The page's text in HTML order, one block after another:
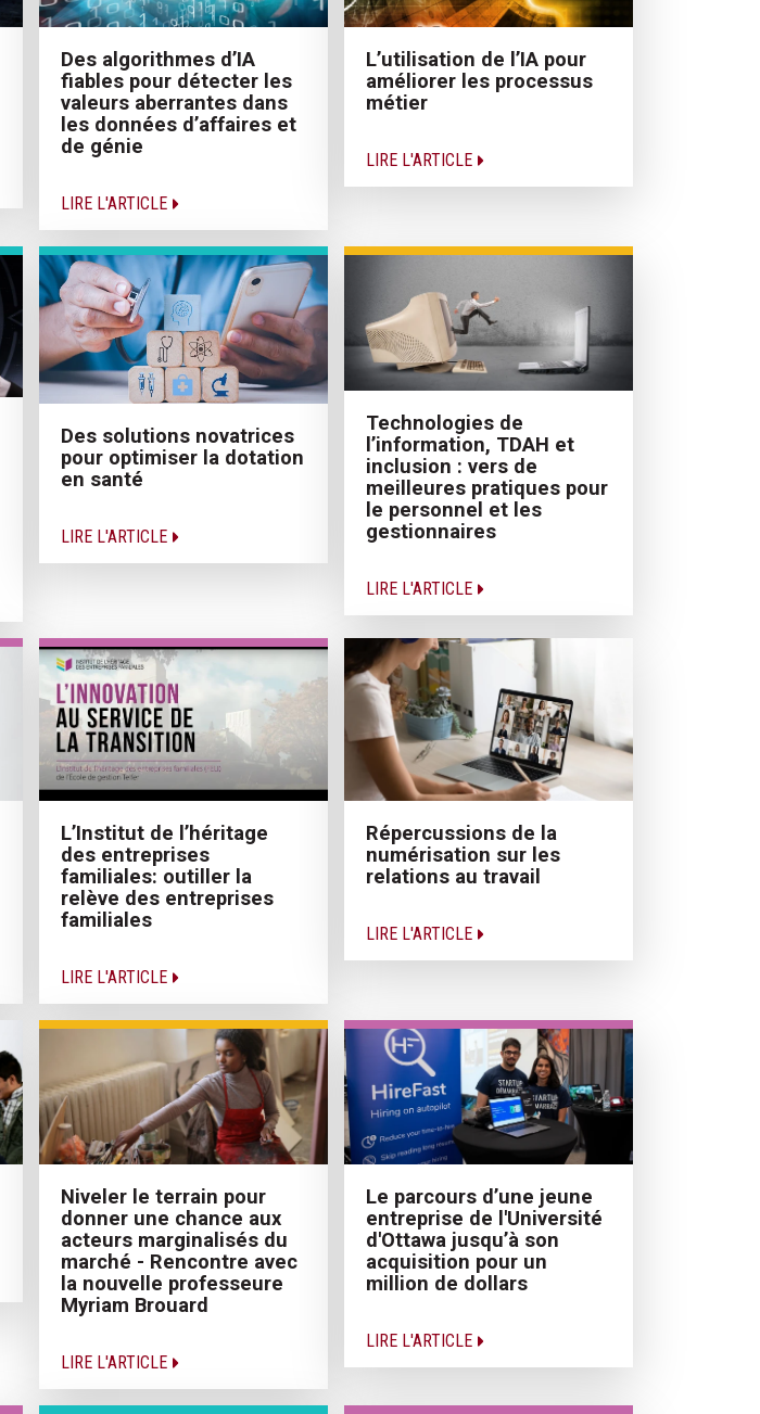
Des algorithmes d’IA
fiables pour détecter les
valeurs aberrantes dans
les données d’affaires et
de génie
LIRE L'ARTICLE
L’utilisation de l’IA pour
améliorer les processus
métier
LIRE L'ARTICLE
Des solutions novatrices
pour optimiser la dotation
en santé
LIRE L'ARTICLE
Technologies de
l’information, TDAH et
inclusion : vers de
meilleures pratiques pour
le personnel et les
gestionnaires
LIRE L'ARTICLE
L’Institut de l’héritage
des entreprises
familiales: outiller la
relève des entreprises
familiales
LIRE L'ARTICLE
Répercussions de la
numérisation sur les
relations au travail
LIRE L'ARTICLE
Niveler le terrain pour
donner une chance aux
acteurs marginalisés du
marché - Rencontre avec
la nouvelle professeure
Myriam Brouard
LIRE L'ARTICLE
Le parcours d’une jeune
entreprise de l'Université
d'Ottawa jusqu’à son
acquisition pour un
million de dollars
LIRE L'ARTICLE